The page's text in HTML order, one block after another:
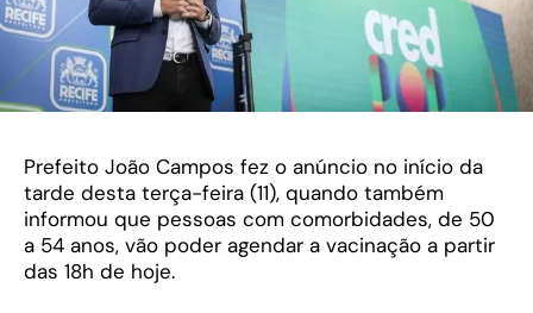
Prefeito João Campos fez o anúncio no início da
tarde desta terça-feira (11), quando também
informou que pessoas com comorbidades, de 50
a 54 anos, vão poder agendar a vacinação a partir
das 18h de hoje.